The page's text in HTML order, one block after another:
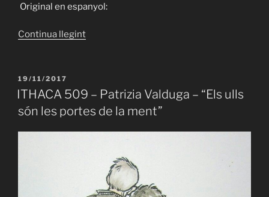
Original en espanyol:
Continua llegint«ITHACA
Ángel
Valiente
“XX”»
PUBLICAT
A
19/11/2017
ITHACA 509 – Patrizia Valduga – “Els ulls
són les portes de la ment”